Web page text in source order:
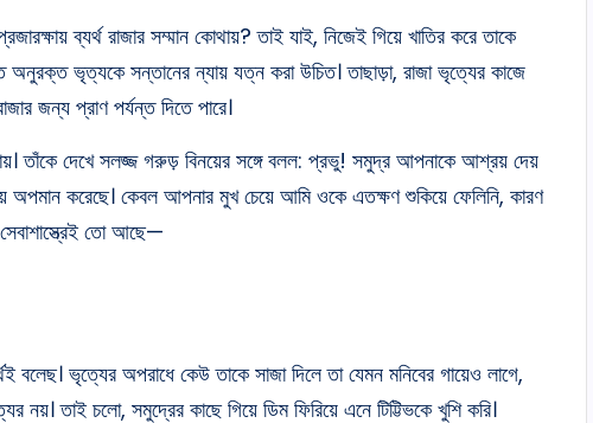
ব্যর্থ রাজার সম্মান কোথায়? তাই যাই, নিজেই গিয়ে খাতির করে তাকে
ভৃত্যকে সন্তানের ন্যায় যত্ন করা উচিত। তাছাড়া, রাজা ভৃত্যের কাজে
জন্য প্রাণ পর্যন্ত দিতে পারে।
তাঁকে দেখে সলজ্জ গরুড় বিনয়ের সঙ্গে বলল: প্রভু! সমুদ্র আপনাকে আশ্রয় দেয়
করেছে। কেবল আপনার মুখ চেয়ে আমি ওকে এতক্ষণ শুকিয়ে ফেলিনি, কারণ
তো আছে—
বলেছ। ভৃত্যের অপরাধে কেউ তাকে সাজা দিলে তা যেমন মনিবের গায়েও লাগে,
তাই চলো, সমুদ্রের কাছে গিয়ে ডিম ফিরিয়ে এনে টিট্টিভকে খুশি করি।